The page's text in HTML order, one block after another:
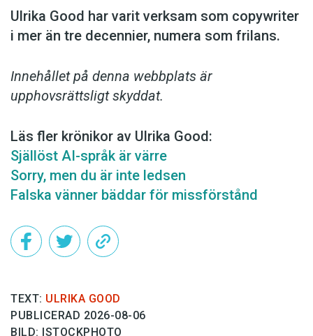
Ulrika Good har varit verksam som copy­writer
i mer än tre decennier, numera som frilans.
Innehållet på denna webbplats är
upphovsrättsligt skyddat.
Läs fler krönikor av Ulrika Good:
Själlöst AI-språk är värre
Sorry, men du är inte ledsen
Falska vänner bäddar för missförstånd
TEXT: ULRIKA GOOD
PUBLICERAD 2026-08-06
BILD: ISTOCKPHOTO